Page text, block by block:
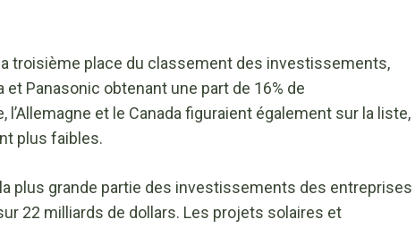
troisième place du classement des investissements,
Panasonic obtenant une part de 16% de
l’Allemagne et le Canada figuraient également sur la liste,
plus faibles.
plus grande partie des investissements des entreprises
22 milliards de dollars. Les projets solaires et